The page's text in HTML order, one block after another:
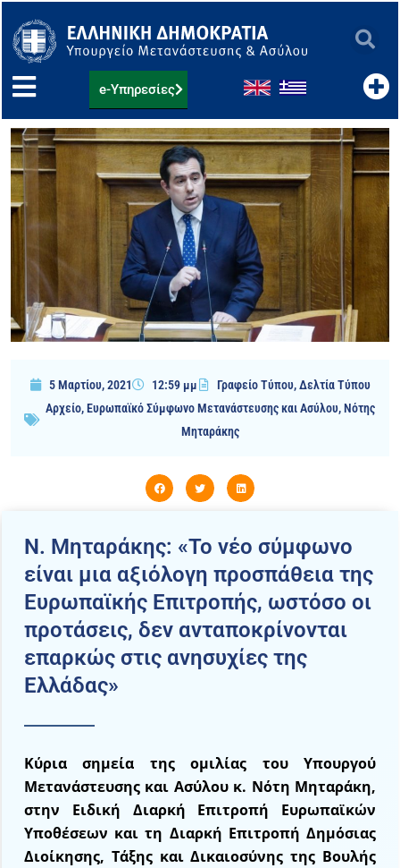
στο
περιεχόμενο
e-Υπηρεσίες
5 Μαρτίου, 2021 12:59 μμ Γραφείο Τύπου,Δελτία Τύπου
Αρχείο,Ευρωπαϊκό Σύμφωνο Μετανάστευσης και Ασύλου,Νότης
Μηταράκης
N. Μηταράκης: «Το νέο σύμφωνο
είναι μια αξιόλογη προσπάθεια της
Ευρωπαϊκής Επιτροπής, ωστόσο οι
προτάσεις, δεν ανταποκρίνονται
επαρκώς στις ανησυχίες της
Ελλάδας»
Κύρια σημεία της ομιλίας του Υπουργού
Μετανάστευσης και Ασύλου κ. Νότη Μηταράκη,
στην Ειδική Διαρκή Επιτροπή Ευρωπαϊκών
Υποθέσεων και τη Διαρκή Επιτροπή Δημόσιας
Διοίκησης, Τάξης και Δικαιοσύνης της Βουλής